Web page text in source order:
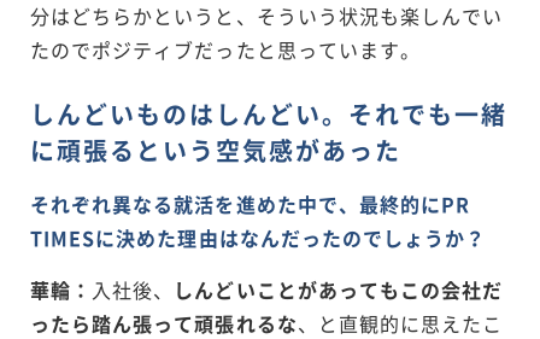
分はどちらかというと、そういう状況も楽しんでい
たのでポジティブだったと思っています。
しんどいものはしんどい。それでも一緒
に頑張るという空気感があった
それぞれ異なる就活を進めた中で、最終的にPR
TIMESに決めた理由はなんだったのでしょうか？
華輪： 入社後、
しんどいことがあってもこの会社だ
ったら踏ん張って頑張れるな、と直観的に思えたこ